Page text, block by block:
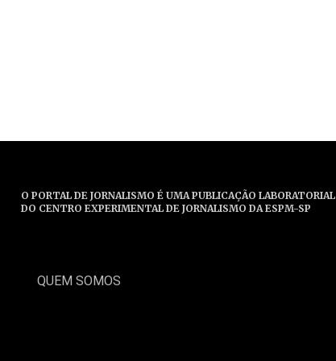
O PORTAL DE JORNALISMO É UMA PUBLICAÇÃO LABORATORIAL
DO CENTRO EXPERIMENTAL DE JORNALISMO DA ESPM-SP
QUEM SOMOS